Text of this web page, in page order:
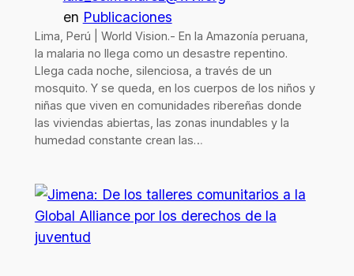
en Publicaciones
Lima, Perú | World Vision.- En la Amazonía peruana,
la malaria no llega como un desastre repentino.
Llega cada noche, silenciosa, a través de un
mosquito. Y se queda, en los cuerpos de los niños y
niñas que viven en comunidades ribereñas donde
las viviendas abiertas, las zonas inundables y la
humedad constante crean las…